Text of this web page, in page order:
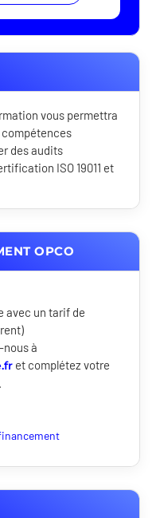
vous permettra
compétences
des audits
ISO 19011 et
OPCO
avec un tarif de
à
et complétez votre
.